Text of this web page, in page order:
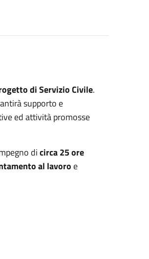
di Servizio Civile.
supporto e
ed attività promosse
dicirca 25 ore
al lavoro e